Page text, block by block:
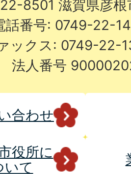
8501 滋賀県彦
話番号: 0749-22-
ックス: 0749-22-
法人番号
合わせ
役所に
いて